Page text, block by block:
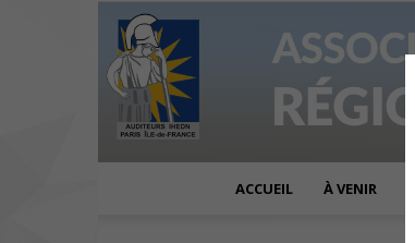
ACCUEIL À VENIR